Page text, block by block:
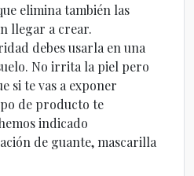
elimina también las
llegar a crear.
debes usarla en una
No irrita la piel pero
si te vas a exponer
de producto te
indicado
de guante, mascarilla